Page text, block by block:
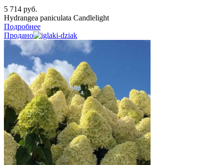
5 714 руб.
Hydrangea paniculata Candlelight
Подробнее
Продано